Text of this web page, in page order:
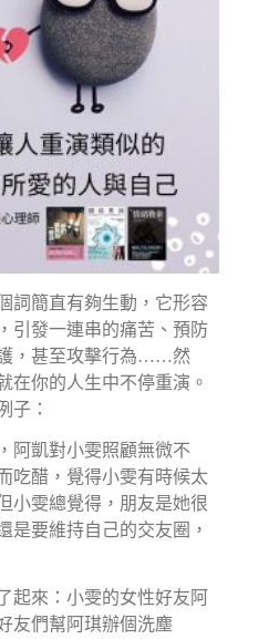
詞簡直有夠生動，它形容
引發一連串的痛苦、預防
，甚至攻擊行為……然
在你的人生中不停重演。
子：
阿凱對小雯照顧無微不
吃醋，覺得小雯有時候太
小雯總覺得，朋友是她很
是要維持自己的交友圈，
起來：小雯的女性好友阿
友們幫阿琪辦個洗塵